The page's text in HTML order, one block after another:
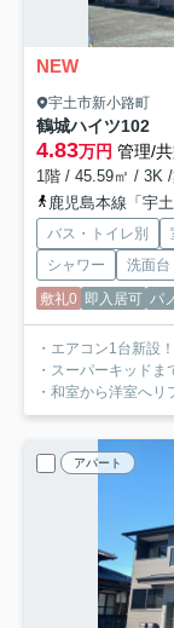
NEW
宇土市新小路町
鶴城ハイツ102
4.83万円 管理/
1階 / 45.59㎡ / 3K
鹿児島本線「宇
バス・トイレ別
シャワー
洗面台
敷礼0 即入居可 パ
・エアコン1台新設！
・スーパーキッドま
・和室から洋室へリ
アパート